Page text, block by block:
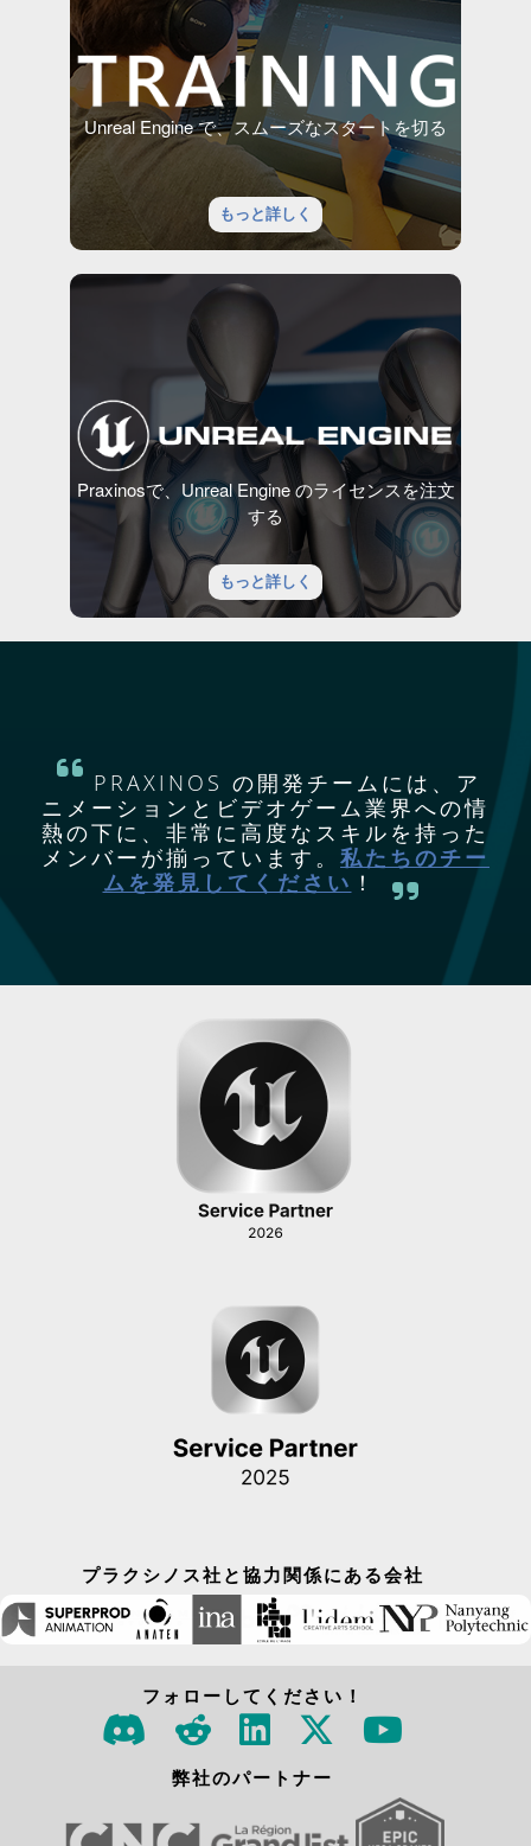
Unreal Engine で、スムーズなスタートを切る
もっと詳しく
Praxinosで、Unreal Engine のライセンスを注文
する
もっと詳しく
PRAXINOS の開発チームには、ア
ニメーションとビデオゲーム業界への情
熱の下に、非常に高度なスキルを持った
メンバーが揃っています。 私たちのチー
ムを発見してください ！
プラクシノス社と協力関係にある会社
フォローしてください！
弊社のパートナー